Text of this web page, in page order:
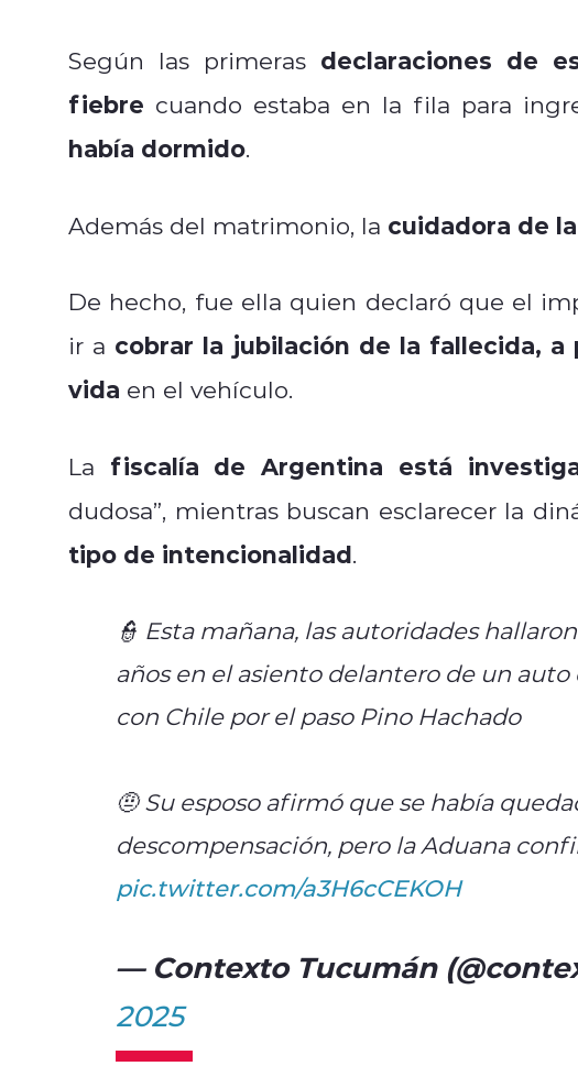
Según las primeras declaraciones de
fiebre cuando estaba en la fila para
había dormido.
Además del matrimonio, la cuidadora de
De hecho, fue ella quien declaró que el
ir a cobrar la jubilación de la fallecida,
vida en el vehículo.
La fiscalía de Argentina está
dudosa”, mientras buscan esclarecer la
tipo de intencionalidad.
👮 Esta mañana, las autoridades
años en el asiento delantero de un
con Chile por el paso Pino Hachado
🤨 Su esposo afirmó que se había
descompensación, pero la Aduana
pic.twitter.com/a3H6cCEKOH
— Contexto Tucumán
2025